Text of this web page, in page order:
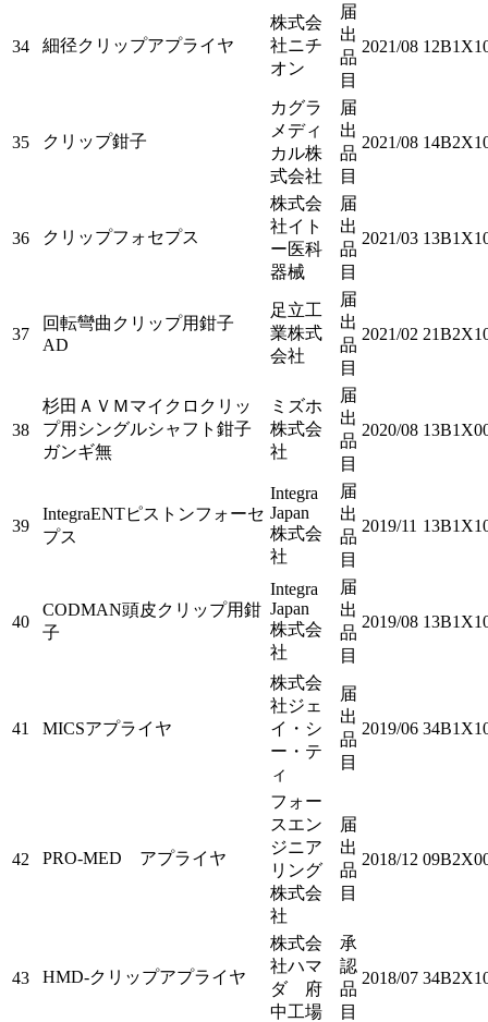
34 細径クリップアプライヤ
株式会
社ニチ
オン
届
出
品
目
2021/08
35 クリップ鉗子
カグラ
メディ
カル株
式会社
届
出
品
目
2021/08
36 クリップフォセプス
株式会
社イト
ー医科
器械
届
出
品
目
2021/03
37
回転彎曲クリップ用鉗子
AD
足立工
業株式
会社
届
出
品
目
2021/02
38
杉田ＡＶＭマイクロクリッ
プ用シングルシャフト鉗子
ガンギ無
ミズホ
株式会
社
届
出
品
目
2020/08
39
IntegraENTピストンフォーセ
プス
Integra
Japan
株式会
社
届
出
品
目
2019/11
40
CODMAN頭皮クリップ用鉗
子
Integra
Japan
株式会
社
届
出
品
目
2019/08
41 MICSアプライヤ
株式会
社ジェ
イ・シ
ー・テ
ィ
届
出
品
目
2019/06
42 PRO-MED アプライヤ
フォー
スエン
ジニア
リング
株式会
社
届
出
品
目
2018/12
43 HMD-クリップアプライヤ
株式会
社ハマ
ダ 府
中工場
承
認
品
目
2018/07